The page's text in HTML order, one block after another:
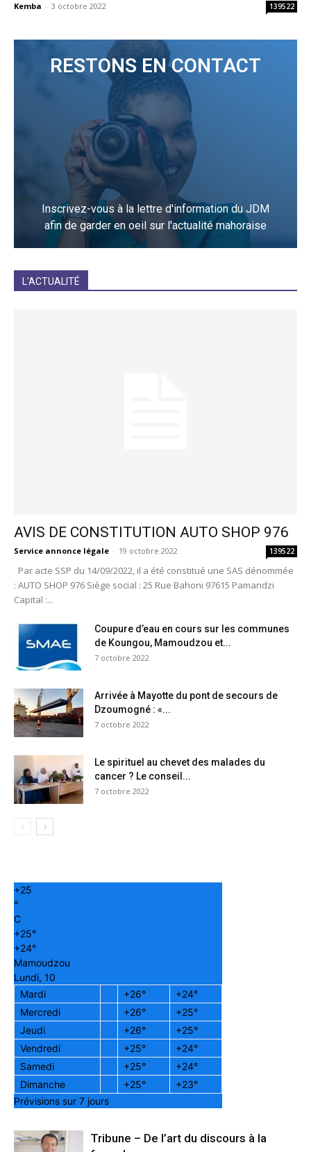
Kemba - 3 octobre 2022 139522
RESTONS EN CONTACT
Inscrivez-vous à la lettre d'information du JDM
afin de garder en oeil sur l'actualité mahoraise
L'ACTUALITÉ
AVIS DE CONSTITUTION AUTO SHOP 976
Service annonce légale - 19 octobre 2022 139522
Par acte SSP du 14/09/2022, il a été constitué une SAS dénommée
: AUTO SHOP 976 Siège social : 25 Rue Bahoni 97615 Pamandzi
Capital :...
Coupure d’eau en cours sur les communes
de Koungou, Mamoudzou et...
7 octobre 2022
Arrivée à Mayotte du pont de secours de
Dzoumogné : «...
7 octobre 2022
Le spirituel au chevet des malades du
cancer ? Le conseil...
7 octobre 2022
+25
°
C
+25°
+24°
Mamoudzou
Lundi, 10
Mardi
+26° +24°
Mercredi
+26° +25°
Jeudi
+26° +25°
Vendredi
+25° +24°
Samedi
+25° +24°
Dimanche
+25° +23°
Prévisions sur 7 jours
Tribune – De l’art du discours à la